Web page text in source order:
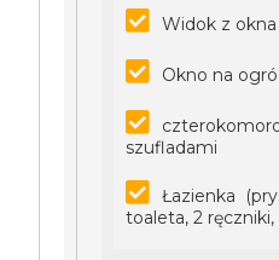
Widok z
Okno na
szufladami
Łazienka
toaleta, 2